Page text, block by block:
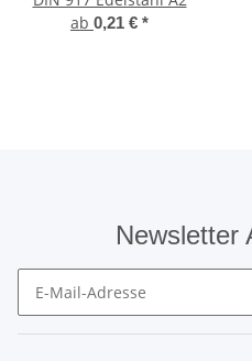
ab 0,21 € *
Newsletter